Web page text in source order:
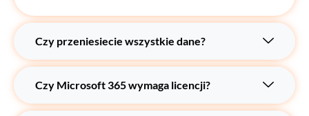
Czy przeniesiecie wszystkie dane?
Czy Microsoft 365 wymaga licencji?